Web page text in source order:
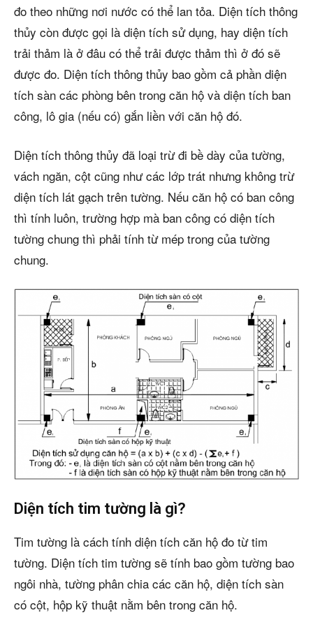
đo theo những nơi nước có thể lan tỏa. Diện tích thông
thủy còn được gọi là diện tích sử dụng, hay diện tích
trải thảm là ở đâu có thể trải được thảm thì ở đó sẽ
được đo. Diện tích thông thủy bao gồm cả phần diện
tích sàn các phòng bên trong căn hộ và diện tích ban
công, lô gia (nếu có) gắn liền với căn hộ đó.
Diện tích thông thủy đã loại trừ đi bề dày của tường,
vách ngăn, cột cũng như các lớp trát nhưng không trừ
diện tích lát gạch trên tường. Nếu căn hộ có ban công
thì tính luôn, trường hợp mà ban công có diện tích
tường chung thì phải tính từ mép trong của tường
chung.
Diện tích tim tường là gì?
Tim tường là cách tính diện tích căn hộ đo từ tim
tường. Diện tích tim tường sẽ tính bao gồm tường bao
ngôi nhà, tường phân chia các căn hộ, diện tích sàn
có cột, hộp kỹ thuật nằm bên trong căn hộ.